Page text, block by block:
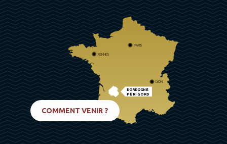
DORDOGNE
PÉRIGORD
PARIS
RENNES
LYON
COMMENT VENIR ?